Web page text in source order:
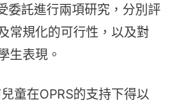
委託進行兩項研究，分別評
常規化的可行性，以及對
生表現。
童在OPRS的支持下得以